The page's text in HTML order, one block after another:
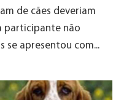
de cães deveriam
participante não
se apresentou com...